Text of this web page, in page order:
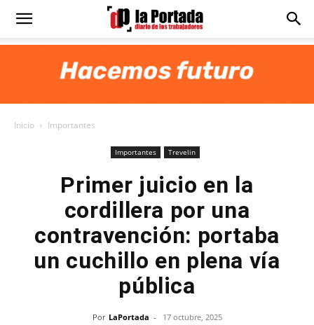
Diario
Inicio Importantes
Importantes Trevelin
Primer juicio en la
cordillera por una
contravención: portaba
un cuchillo en plena vía
pública
Por LaPortada - 17 octubre, 2025